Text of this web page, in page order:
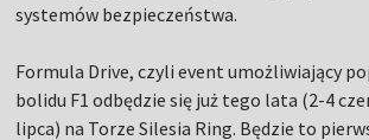
systemów bezpieczeństwa.
Formula Drive, czyli event umożliwiający
bolidu F1 odbędzie się już tego lata (2-4
lipca) na Torze Silesia Ring. Będzie to